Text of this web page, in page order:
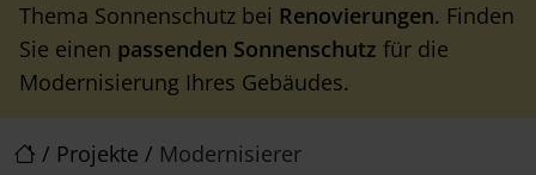
/ Projekte / Modernisierer
Thema Sonnenschutz bei Renovierungen. Finden
Sie einen passenden Sonnenschutz für die
Modernisierung Ihres Gebäudes.